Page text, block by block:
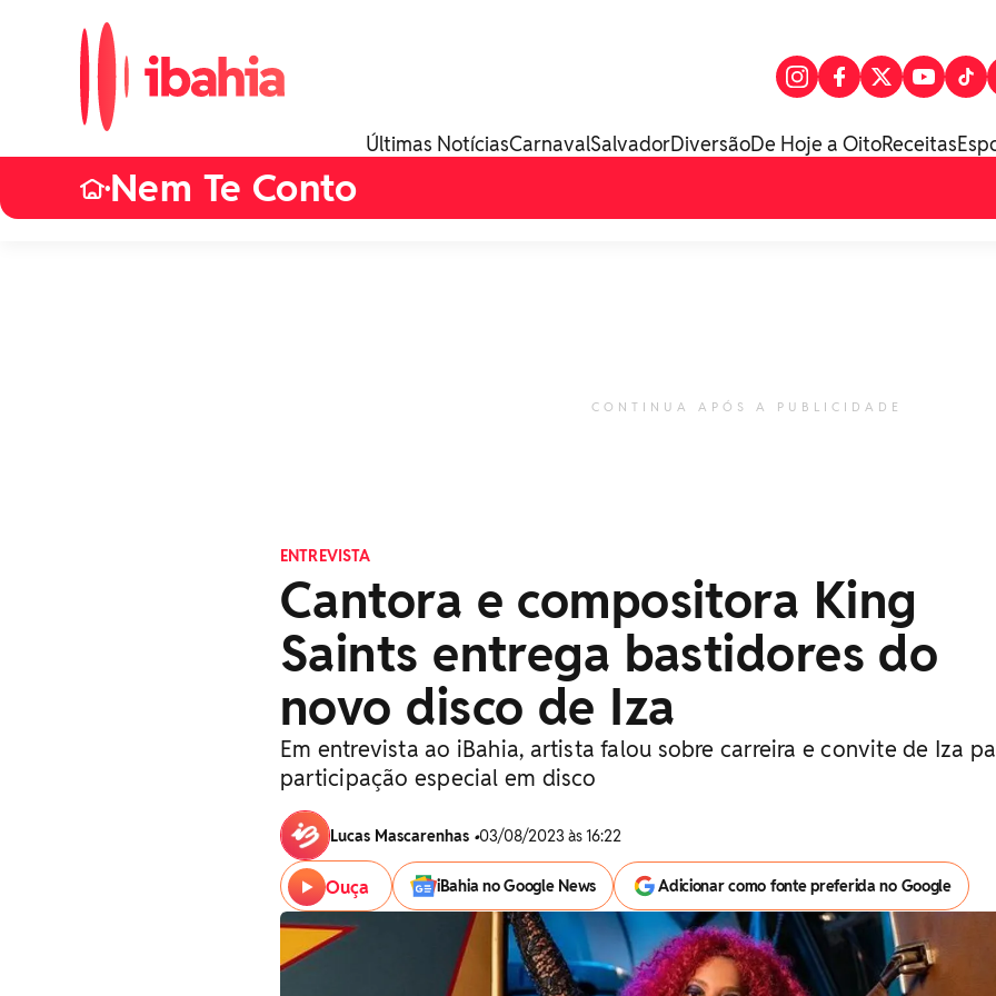
Últimas NotíciasCarnavalSalvadorDiversãoDe Hoje a OitoReceitas
•Nem Te Conto
CONTINUA APÓS A PUBLICIDADE
ENTREVISTA
Cantora e compositora King
Saints entrega bastidores do
novo disco de Iza
Em entrevista ao iBahia, artista falou sobre carreira e convite de Iza
participação especial em disco
Lucas Mascarenhas •03/08/2023 às 16:22
Ouça iBahia no Google News Adicionar como fonte preferida no Google